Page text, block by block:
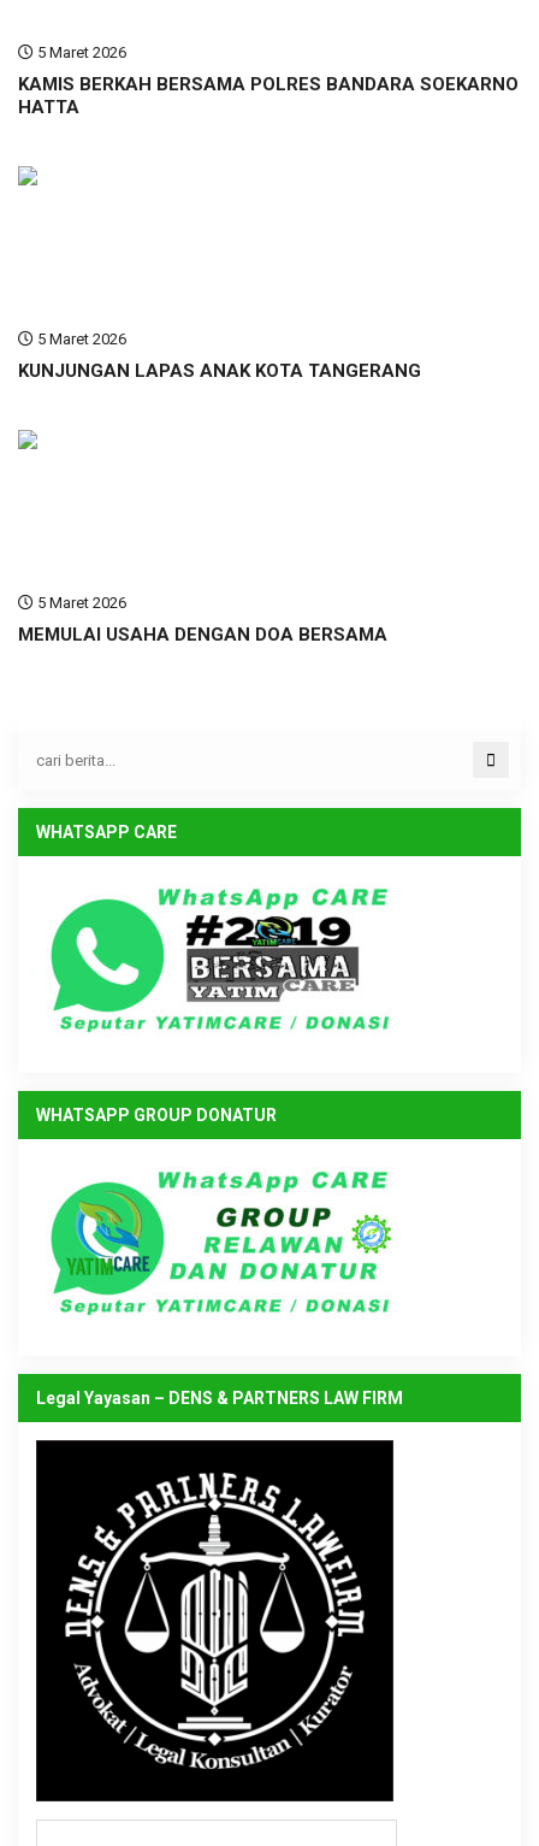
5 Maret 2026
KAMIS BERKAH BERSAMA POLRES BANDARA SOEKARNO
HATTA
5 Maret 2026
KUNJUNGAN LAPAS ANAK KOTA TANGERANG
5 Maret 2026
MEMULAI USAHA DENGAN DOA BERSAMA
WHATSAPP CARE
WHATSAPP GROUP DONATUR
Legal Yayasan – DENS & PARTNERS LAW FIRM